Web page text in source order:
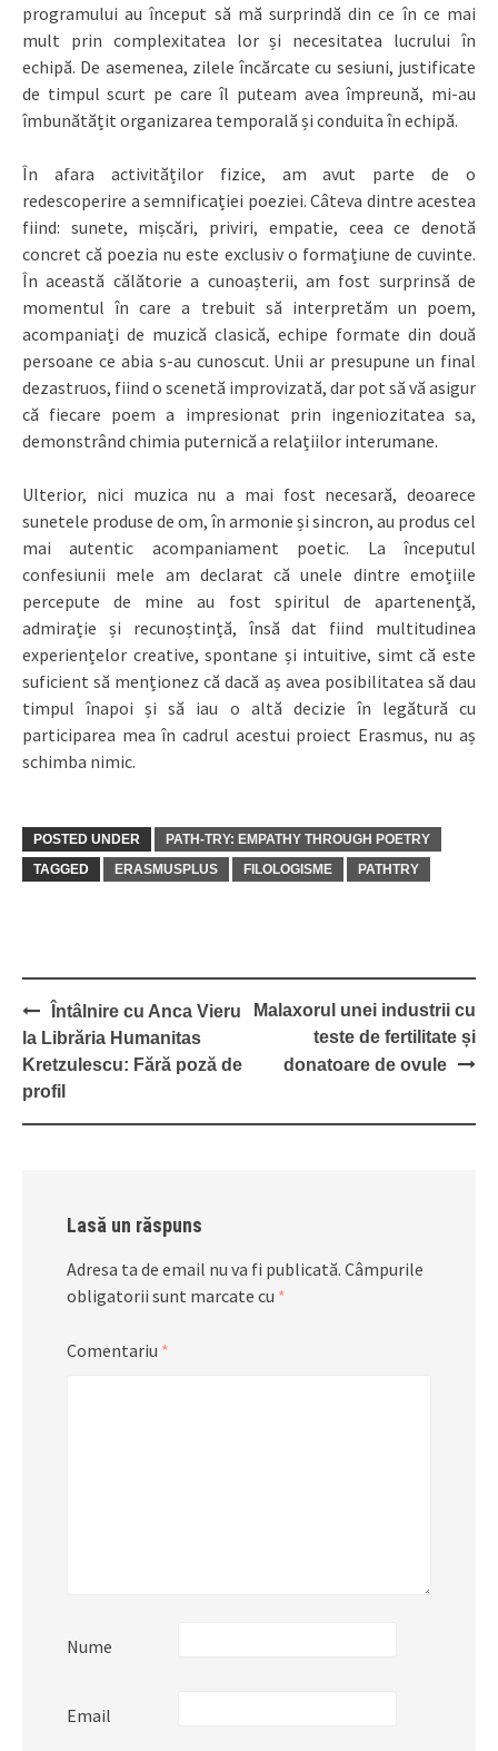
programului au început să mă surprindă din ce în ce mai
mult prin complexitatea lor și necesitatea lucrului în
echipă. De asemenea, zilele încărcate cu sesiuni, justificate
de timpul scurt pe care îl puteam avea împreună, mi-au
îmbunătățit organizarea temporală și conduita în echipă.
În afara activităților fizice, am avut parte de o
redescoperire a semnificației poeziei. Câteva dintre acestea
fiind: sunete, mișcări, priviri, empatie, ceea ce denotă
concret că poezia nu este exclusiv o formațiune de cuvinte.
În această călătorie a cunoașterii, am fost surprinsă de
momentul în care a trebuit să interpretăm un poem,
acompaniați de muzică clasică, echipe formate din două
persoane ce abia s-au cunoscut. Unii ar presupune un final
dezastruos, fiind o scenetă improvizată, dar pot să vă asigur
că fiecare poem a impresionat prin ingeniozitatea sa,
demonstrând chimia puternică a relațiilor interumane.
Ulterior, nici muzica nu a mai fost necesară, deoarece
sunetele produse de om, în armonie și sincron, au produs cel
mai autentic acompaniament poetic. La începutul
confesiunii mele am declarat că unele dintre emoțiile
percepute de mine au fost spiritul de apartenență,
admirație și recunoștință, însă dat fiind multitudinea
experiențelor creative, spontane și intuitive, simt că este
suficient să menționez că dacă aș avea posibilitatea să dau
timpul înapoi și să iau o altă decizie în legătură cu
participarea mea în cadrul acestui proiect Erasmus, nu aș
schimba nimic.
POSTED UNDER
PATH-TRY: EMPATHY THROUGH POETRY
TAGGED
ERASMUSPLUS FILOLOGISME PATHTRY
Post
navigation
Întâlnire cu Anca Vieru
la Librăria Humanitas
Kretzulescu: Fără poză de
profil
Malaxorul unei industrii cu
teste de fertilitate și
donatoare de ovule
Lasă un răspuns
Adresa ta de email nu va fi publicată. Câmpurile
obligatorii sunt marcate cu *
Comentariu *
Nume
Email